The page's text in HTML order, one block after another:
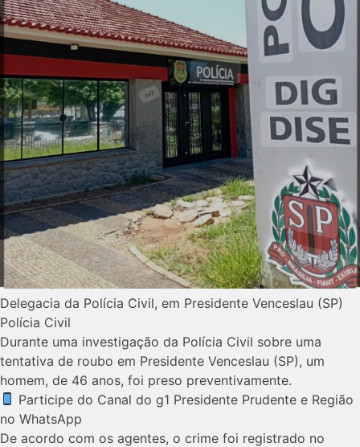
Delegacia da Polícia Civil, em Presidente Venceslau (SP)
Polícia Civil
Durante uma investigação da Polícia Civil sobre uma
tentativa de roubo em Presidente Venceslau (SP), um
homem, de 46 anos, foi preso preventivamente.
Participe do Canal do g1 Presidente Prudente e Região
no WhatsApp
De acordo com os agentes, o crime foi registrado no